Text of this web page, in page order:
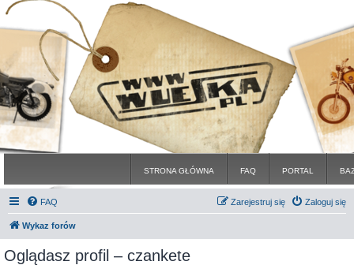
STRONA GŁÓWNA FAQ PORTAL
FAQ Zaloguj się
Zarejestruj się
Wykaz forów
Oglądasz profil – czankete